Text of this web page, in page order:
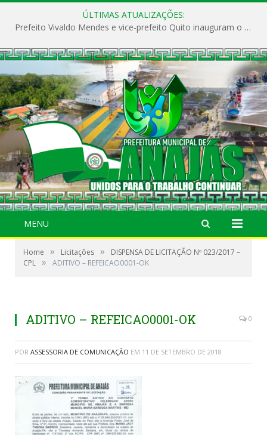
ÚLTIMAS ATUALIZAÇÕES:
Prefeito Vivaldo Mendes e vice-prefeito Quito inauguram o CAPS e fortalecem a saúde pública em Anajás.
MENU
Home » Licitações »
DISPENSA DE LICITAÇÃO Nº 023/2017 –
CPL » ADITIVO – REFEICAO0001-OK
ADITIVO – REFEICAO0001-OK 0
POR ASSESSORIA DE COMUNICAÇÃO EM 11 DE SETEMBRO DE 2018